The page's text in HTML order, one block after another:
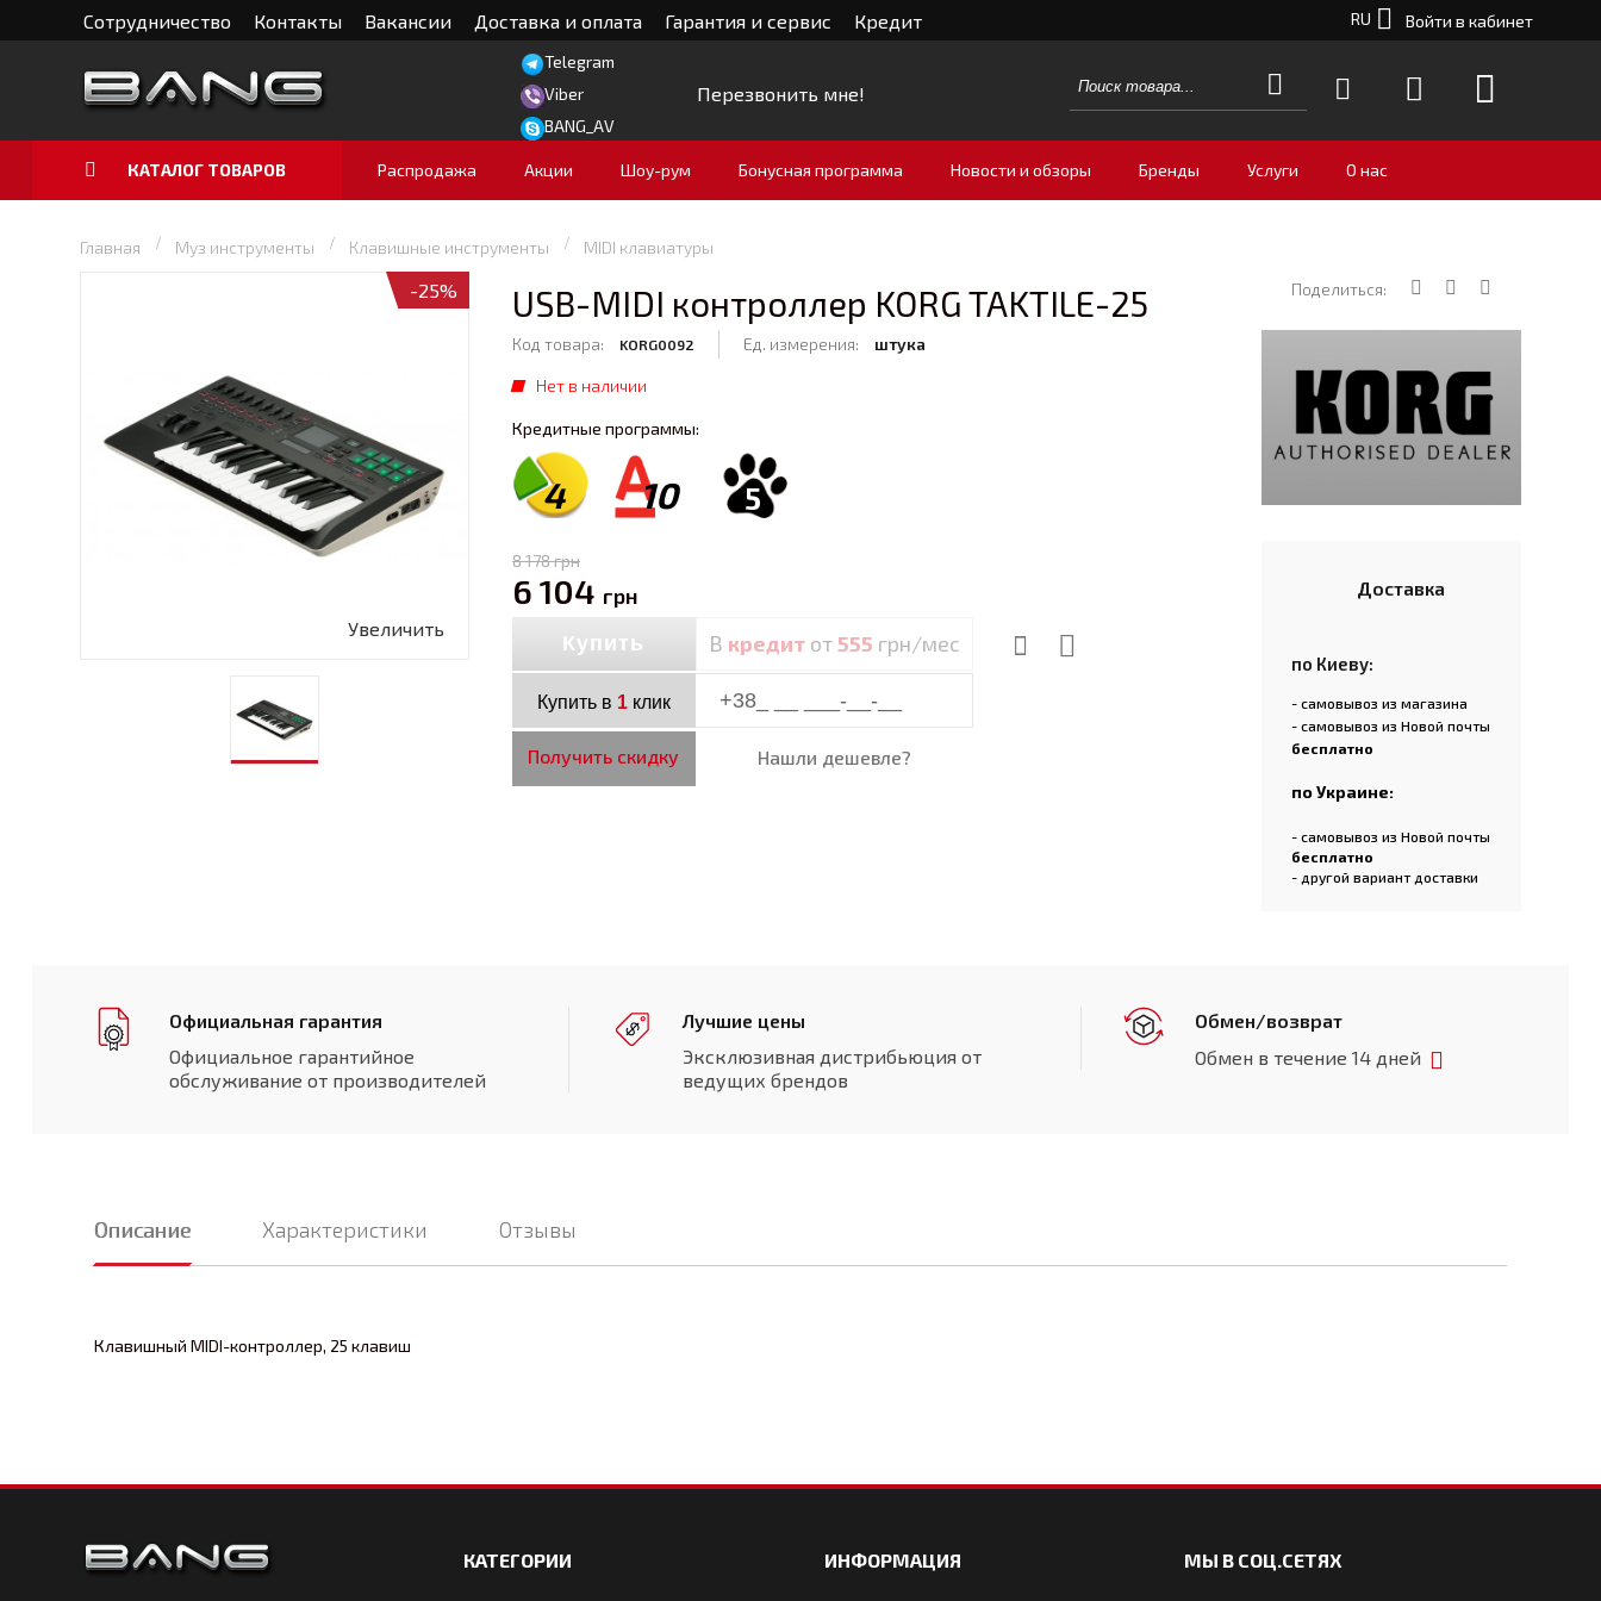
Сотрудничество Контакты Вакансии Доставка и оплата Гарантия и сервис Кредит Войти в кабинет
RU
Telegram
Viber
BANG_AV
Перезвонить мне!
КАТАЛОГ ТОВАРОВ Распродажа Акции Шоу-рум Бонусная программа Новости и обзоры Бренды Услуги О нас
Главная Муз инструменты Клавишные инструменты MIDI клавиатуры
-25%
Увеличить
USB-MIDI контроллер KORG TAKTILE-25
Код товара: KORG0092 Ед. измерения: штука
Нет в наличии
Кредитные программы:
4 10 5
6 104 грн
8 178грн
Купить В кредитот555 грн/мес
Купить в 1клик
Нашли дешевле?
Получить скидку
Поделиться:
Доставка
по Киеву:
- самовывоз из магазина
- самовывоз из Новой почты
бесплатно
по Украине:
- самовывоз из Новой почты
бесплатно
- другой вариант доставки
Официальная гарантия
Официальное гарантийное
обслуживание от производителей
Лучшие цены
Эксклюзивная дистрибьюция от
ведущих брендов
Обмен/возврат
Обмен в течение 14 дней
Описание Характеристики Отзывы
Клавишный MIDI-контроллер, 25 клавиш
КАТЕГОРИИ ИНФОРМАЦИЯ МЫ В СОЦ.СЕТЯХ